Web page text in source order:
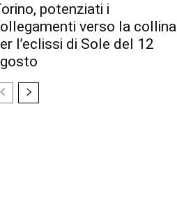
potenziati i
verso la collina
l’eclissi di Sole del 12